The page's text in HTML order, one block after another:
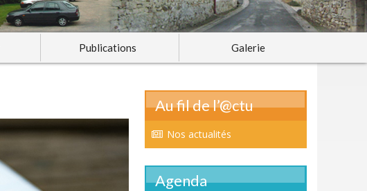
Publications Galerie
Au fil de l’@ctu
Nos actualités
Agenda